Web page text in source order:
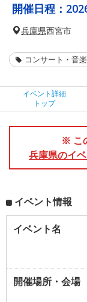
開催日程：
兵庫県西宮市
コンサート・音
イベント詳細
トップ
※ こ
兵庫県のイ
イベント情報
イベント名
開催場所・会場